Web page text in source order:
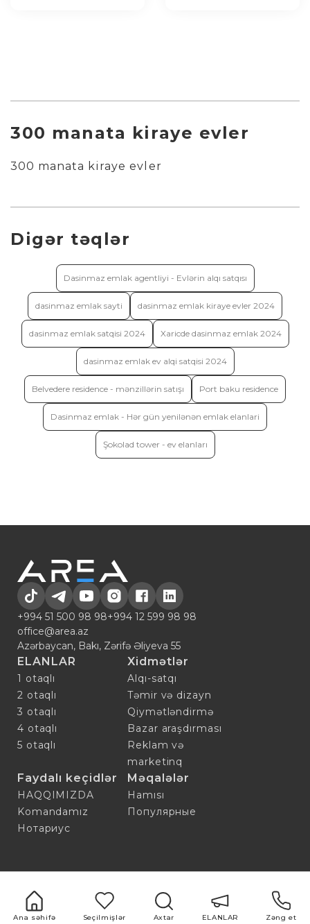
Ana səhifə Seçilmişlər Axtar ELANLAR Zəng et
300 manata kiraye evler
300 manata kiraye evler
Digər təqlər
Dasinmaz emlak agentliyi - Evlərin alqı satqısı
dasinmaz emlak sayti dasinmaz emlak kiraye evler 2024
dasinmaz emlak satqisi 2024 Xaricde dasinmaz emlak 2024
dasinmaz emlak ev alqi satqisi 2024
Belvedere residence - mənzillərin satışı Port baku residence
Dasinmaz emlak - Hər gün yenilənən emlak elanlari
Şokolad tower - ev elanları
+994 51 500 98 98+994 12 599 98 98
office@area.az
Azərbaycan, Bakı, Zərifə Əliyeva 55
ELANLAR
1 otaqlı
2 otaqlı
3 otaqlı
4 otaqlı
5 otaqlı
Xidmətlər
Alqı-satqı
Təmir və dizayn
Qiymətləndirmə
Bazar araşdırması
Reklam və
marketinq
Faydalı keçidlər
HAQQIMIZDA
Komandamız
Нотариус
Məqalələr
Hamısı
Популярные